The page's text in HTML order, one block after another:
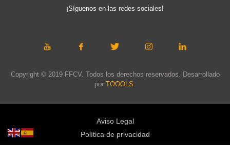
¡Síguenos en las redes sociales!
Copyright © 2019 FFCV. Todos los derechos reservados. Desarrollado
por TOOOLS.
Aviso Legal
Política de privacidad
Política de cookies